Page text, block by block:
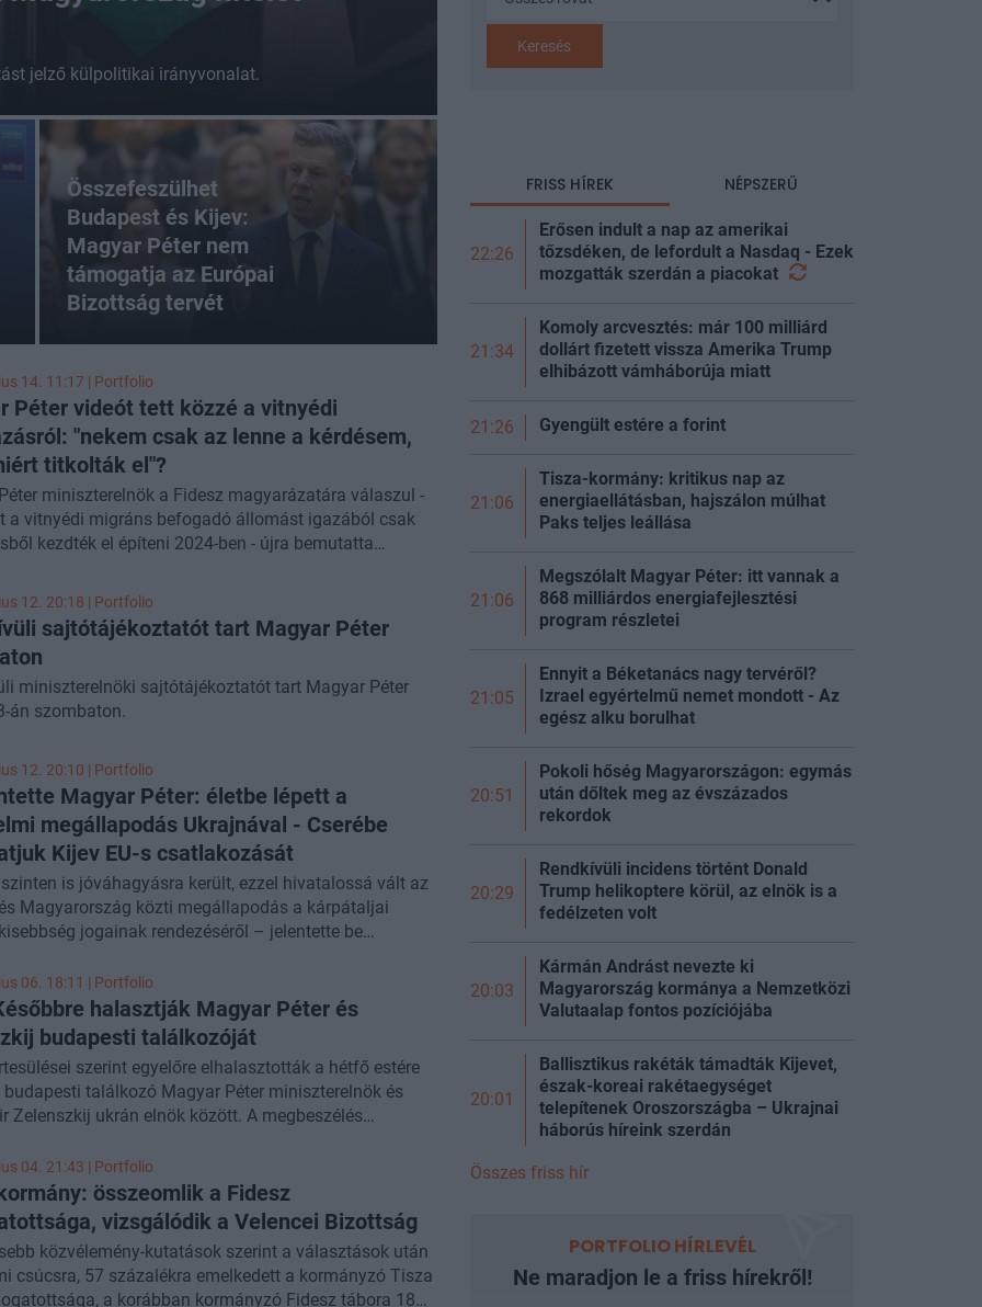
jelző külpolitikai irányvonalat.
Összefeszülhet
Budapest és Kijev:
Magyar Péter nem
támogatja az Európai
Bizottság tervét
14. 11:17 | Portfolio
Péter videót tett közzé a vitnyédi
"nekem csak az lenne a kérdésem,
titkolták el"?
miniszterelnök a Fidesz magyarázatára válaszul -
a vitnyédi migráns befogadó állomást igazából csak
kezdték el építeni 2024-ben - újra bemutatta
is azt állítja: a kormányzati dokumentumok
igazolják, hogy a kabinet 2024 nyarán egy 500 fő
alkalmas menekülttábor kialakításáról döntött a
Sopron vármegyei Vitnyéd-Csermajorban, amelyre
egymilliárd forintot el is költöttek a költségvetésből.
12. 20:18 | Portfolio
sajtótájékoztatót tart Magyar Péter
miniszterelnöki sajtótájékoztatót tart Magyar Péter
án szombaton.
12. 20:10 | Portfolio
Magyar Péter: életbe lépett a
megállapodás Ukrajnával - Cserébe
Kijev EU-s csatlakozását
is jóváhagyásra került, ezzel hivatalossá vált az
Magyarország közti megállapodás a kárpátaljai
jogainak rendezéséről – jelentette be
06. 18:11 | Portfolio
halasztják Magyar Péter és
budapesti találkozóját
szerint egyelőre elhalasztották a hétfő estére
budapesti találkozó Magyar Péter miniszterelnök és
Zelenszkij ukrán elnök között. A megbeszélés
a felek végül nem jutottak végleges
az időpontot illetően. A Külügyminisztérium
továbbra is zajlanak az egyeztetések.
04. 21:43 | Portfolio
összeomlik a Fidesz
vizsgálódik a Velencei Bizottság
közvélemény-kutatások szerint a választások után
csúcsra, 57 százalékra emelkedett a kormányzó Tisza
a korábban kormányzó Fidesz tábora 18
Keresés
FRISS HÍREK NÉPSZERŰ
22:26
Erősen indult a nap az amerikai
tőzsdéken, de lefordult a Nasdaq - Ezek
mozgatták szerdán a piacokat
21:34
Komoly arcvesztés: már 100 milliárd
dollárt fizetett vissza Amerika Trump
elhibázott vámháborúja miatt
21:26 Gyengült estére a forint
21:06
Tisza-kormány: kritikus nap az
energiaellátásban, hajszálon múlhat
Paks teljes leállása
21:06
Megszólalt Magyar Péter: itt vannak a
868 milliárdos energiafejlesztési
program részletei
21:05
Ennyit a Béketanács nagy tervéről?
Izrael egyértelmű nemet mondott - Az
egész alku borulhat
20:51
Pokoli hőség Magyarországon: egymás
után dőltek meg az évszázados
rekordok
20:29
Rendkívüli incidens történt Donald
Trump helikoptere körül, az elnök is a
fedélzeten volt
20:03
Kármán Andrást nevezte ki
Magyarország kormánya a Nemzetközi
Valutaalap fontos pozíciójába
20:01
Ballisztikus rakéták támadták Kijevet,
észak-koreai rakétaegységet
telepítenek Oroszországba – Ukrajnai
háborús híreink szerdán
Összes friss hír
PORTFOLIO HÍRLEVÉL
Ne maradjon le a friss hírekről!